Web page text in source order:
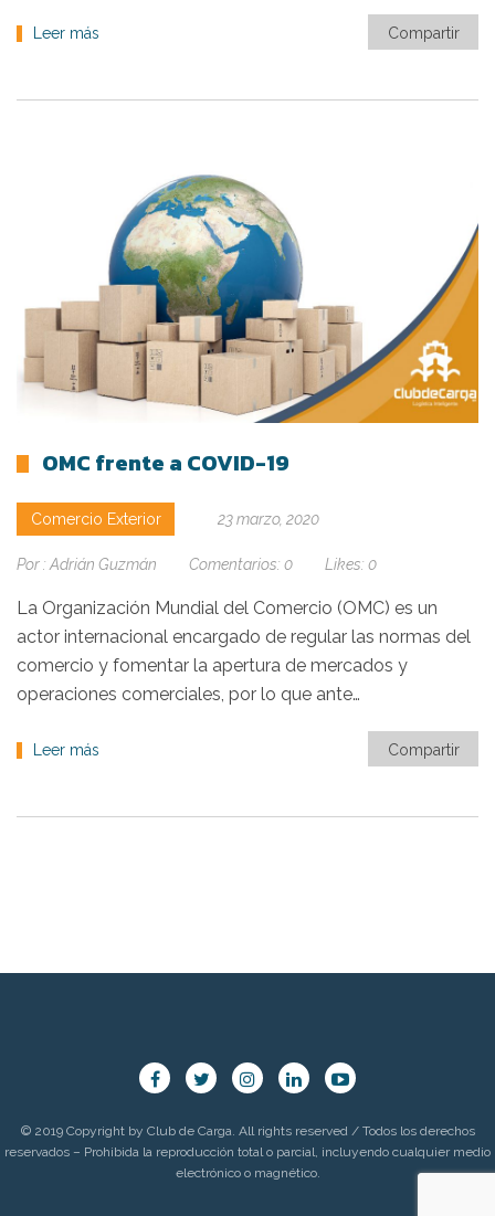
Leer más Compartir
OMC frente a COVID-19
Comercio Exterior 23 marzo, 2020
Por : Adrián Guzmán Comentarios: 0 Likes: 0
La Organización Mundial del Comercio (OMC) es un
actor internacional encargado de regular las normas del
comercio y fomentar la apertura de mercados y
operaciones comerciales, por lo que ante…
Leer más Compartir
© 2019 Copyright by Club de Carga. All rights reserved / Todos los derechos
reservados – Prohibida la reproducción total o parcial, incluyendo cualquier medio
electrónico o magnético.